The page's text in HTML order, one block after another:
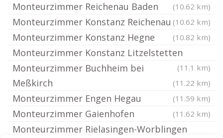
Monteurzimmer Reichenau Baden (10.62 km)
Monteurzimmer Konstanz Reichenau (10.62 km)
Monteurzimmer Konstanz Hegne (10.82 km)
Monteurzimmer Konstanz Litzelstetten
(11.1 km)
Monteurzimmer Buchheim bei
Meßkirch
(11.22 km)
Monteurzimmer Engen Hegau (11.59 km)
Monteurzimmer Gaienhofen (11.62 km)
Monteurzimmer Rielasingen-Worblingen